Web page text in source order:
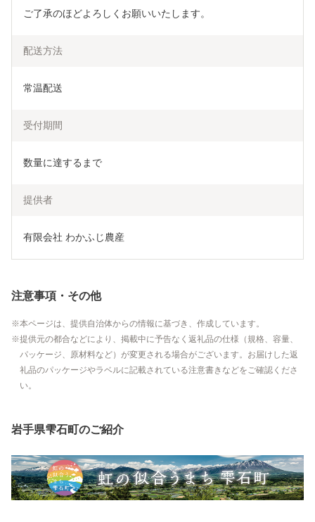
ご了承のほどよろしくお願いいたします。
配送方法
常温配送
受付期間
数量に達するまで
提供者
有限会社 わかふじ農産
注意事項・その他
本ページは、提供自治体からの情報に基づき、作成しています。
提供元の都合などにより、掲載中に予告なく返礼品の仕様（規格、容量、
パッケージ、原材料など）が変更される場合がございます。お届けした返
礼品のパッケージやラベルに記載されている注意書きなどをご確認くださ
い。
岩手県雫石町のご紹介